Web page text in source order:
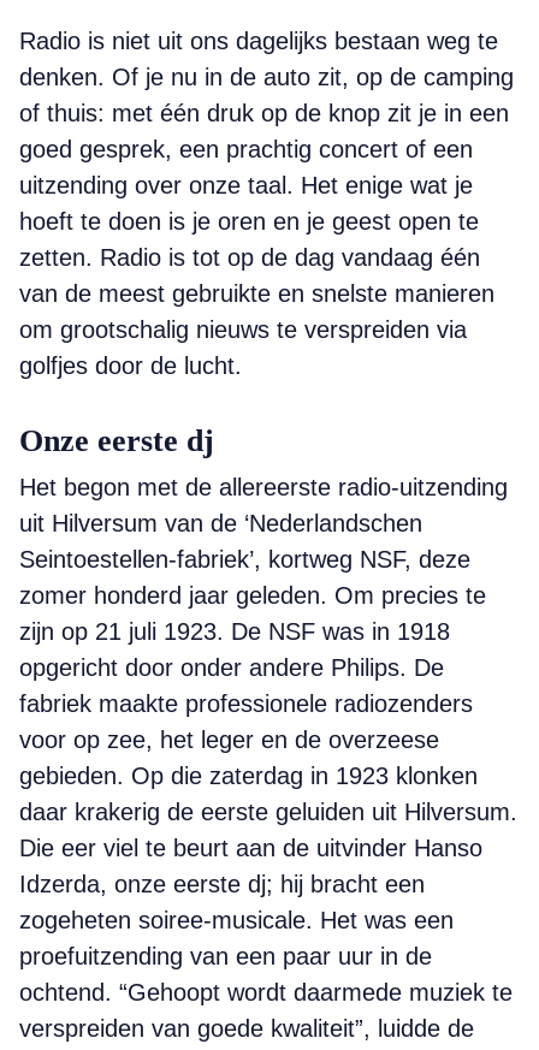
Radio is niet uit ons dagelijks bestaan weg te
denken. Of je nu in de auto zit, op de camping
of thuis: met één druk op de knop zit je in een
goed gesprek, een prachtig concert of een
uitzending over onze taal. Het enige wat je
hoeft te doen is je oren en je geest open te
zetten. Radio is tot op de dag vandaag één
van de meest gebruikte en snelste manieren
om grootschalig nieuws te verspreiden via
golfjes door de lucht.
Onze eerste dj
Het begon met de allereerste radio-uitzending
uit Hilversum van de ‘Nederlandschen
Seintoestellen-fabriek’, kortweg NSF, deze
zomer honderd jaar geleden. Om precies te
zijn op 21 juli 1923. De NSF was in 1918
opgericht door onder andere Philips. De
fabriek maakte professionele radiozenders
voor op zee, het leger en de overzeese
gebieden. Op die zaterdag in 1923 klonken
daar krakerig de eerste geluiden uit Hilversum.
Die eer viel te beurt aan de uitvinder Hanso
Idzerda, onze eerste dj; hij bracht een
zogeheten soiree-musicale. Het was een
proefuitzending van een paar uur in de
ochtend. “Gehoopt wordt daarmede muziek te
verspreiden van goede kwaliteit”, luidde de